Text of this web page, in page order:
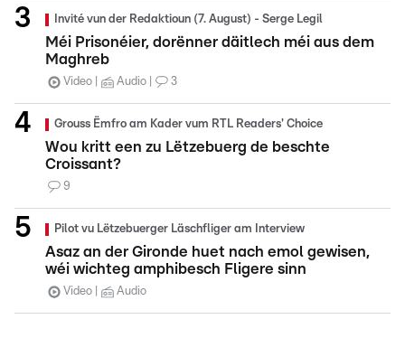
Invité vun der Redaktioun (7. August) - Serge Legil
Méi Prisonéier, dorënner däitlech méi aus dem
Maghreb
Video Audio 3
Grouss Ëmfro am Kader vum RTL Readers' Choice
Wou kritt een zu Lëtzebuerg de beschte
Croissant?
9
Pilot vu Lëtzebuerger Läschfliger am Interview
Asaz an der Gironde huet nach emol gewisen,
wéi wichteg amphibesch Fligere sinn
Video Audio